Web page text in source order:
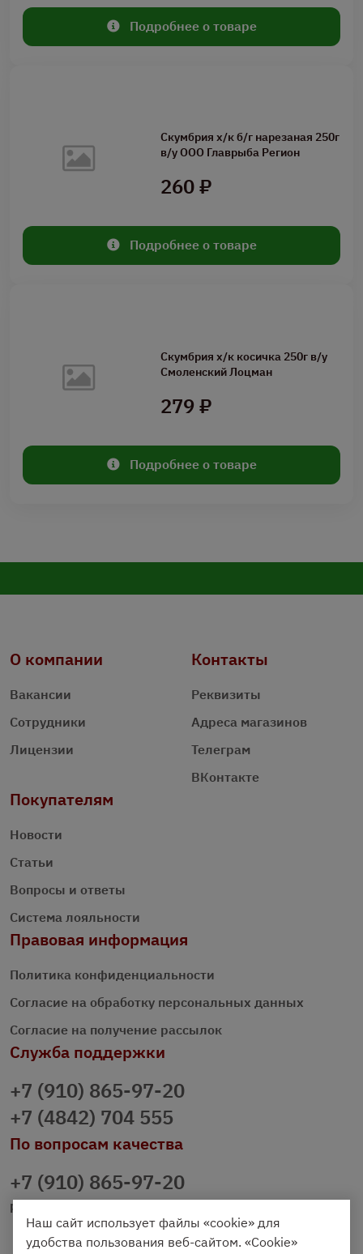
Подробнее о товаре
Скумбрия х/к б/г нарезаная 250г
в/у ООО Главрыба Регион
260 ₽
Подробнее о товаре
Скумбрия х/к косичка 250г в/у
Смоленский Лоцман
279 ₽
Подробнее о товаре
О компании
Вакансии
Сотрудники
Лицензии
Контакты
Реквизиты
Адреса магазинов
Телеграм
ВКонтакте
Покупателям
Новости
Статьи
Вопросы и ответы
Система лояльности
Правовая информация
Политика конфиденциальности
Согласие на обработку персональных данных
Согласие на получение рассылок
Служба поддержки
+7 (910) 865-97-20
+7 (4842) 704 555
По вопросам качества
+7 (910) 865-97-20
prazdnichniy40@palmi.ru
Наш сайт использует файлы «cookie» для
удобства пользования веб-сайтом. «Cookie»